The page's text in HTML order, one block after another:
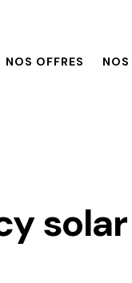
NOS OFFRES
solar